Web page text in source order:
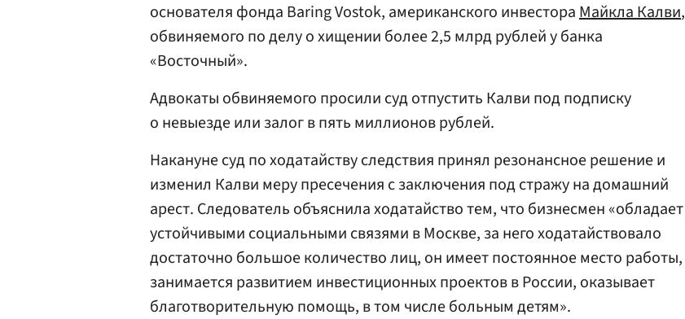
основателя фонда Baring Vostok, американского инвестораМайкла Калви,
обвиняемого по делу о хищении более 2,5 млрд рублей у банка
«Восточный».
Адвокаты обвиняемого просили суд отпустить Калви под подписку
о невыезде или залог в пять миллионов рублей.
Накануне суд по ходатайству следствия принял резонансное решение и
изменил Калви меру пресечения с заключения под стражу на домашний
арест. Следователь объяснила ходатайство тем, что бизнесмен «обладает
устойчивыми социальными связями в Москве, за него ходатайствовало
достаточно большое количество лиц, он имеет постоянное место работы,
занимается развитием инвестиционных проектов в России, оказывает
благотворительную помощь, в том числе больным детям».